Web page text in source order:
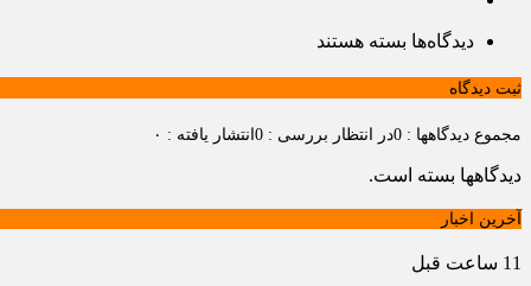
دیدگاه‌ها بسته هستند
ثبت دیدگاه
مجموع دیدگاهها : 0 در انتظار بررسی : 0 انتشار یافته : ۰
دیدگاهها بسته است.
آخرین اخبار
11 ساعت قبل